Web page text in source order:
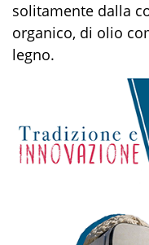
solitamente dalla
organico, di olio
legno.